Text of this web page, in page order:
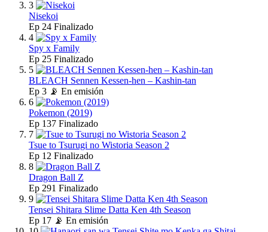
3
Nisekoi
Ep 24 Finalizado
4
Spy x Family
Ep 25 Finalizado
5
BLEACH Sennen Kessen-hen – Kashin-tan
Ep 3 📡 En emisión
6
Pokemon (2019)
Ep 137 Finalizado
7
Tsue to Tsurugi no Wistoria Season 2
Ep 12 Finalizado
8
Dragon Ball Z
Ep 291 Finalizado
9
Tensei Shitara Slime Datta Ken 4th Season
Ep 17 📡 En emisión